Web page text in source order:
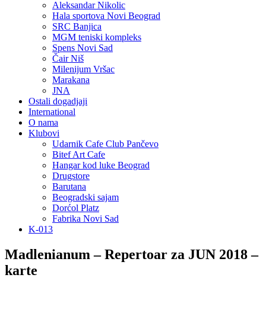
Aleksandar Nikolic
Hala sportova Novi Beograd
SRC Banjica
MGM teniski kompleks
Spens Novi Sad
Čair Niš
Milenijum Vršac
Marakana
JNA
Ostali dogadjaji
International
O nama
Klubovi
Udarnik Cafe Club Pančevo
Bitef Art Cafe
Hangar kod luke Beograd
Drugstore
Barutana
Beogradski sajam
Dorćol Platz
Fabrika Novi Sad
K-013
Madlenianum – Repertoar za JUN 2018 –
karte